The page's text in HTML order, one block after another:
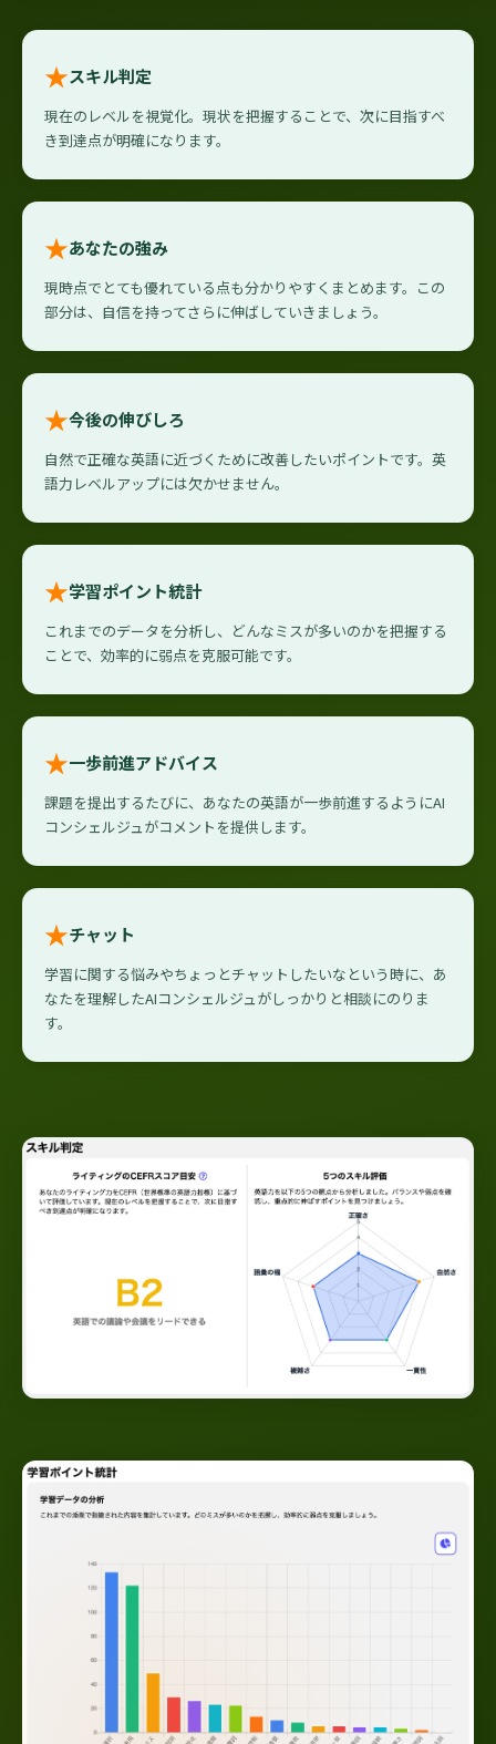
★スキル判定
現在のレベルを視覚化。現状を把握することで、次に目指すべ
き到達点が明確になります。
★あなたの強み
現時点でとても優れている点も分かりやすくまとめます。この
部分は、自信を持ってさらに伸ばしていきましょう。
★今後の伸びしろ
自然で正確な英語に近づくために改善したいポイントです。英
語力レベルアップには欠かせません。
★学習ポイント統計
これまでのデータを分析し、どんなミスが多いのかを把握する
ことで、効率的に弱点を克服可能です。
★一歩前進アドバイス
課題を提出するたびに、あなたの英語が一歩前進するようにAI
コンシェルジュがコメントを提供します。
★チャット
学習に関する悩みやちょっとチャットしたいなという時に、あ
なたを理解したAIコンシェルジュがしっかりと相談にのりま
す。